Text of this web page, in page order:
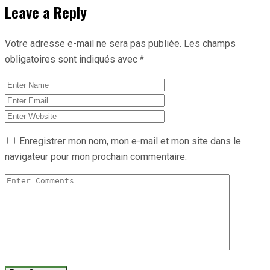
Leave a Reply
Votre adresse e-mail ne sera pas publiée. Les champs
obligatoires sont indiqués avec *
Enregistrer mon nom, mon e-mail et mon site dans le
navigateur pour mon prochain commentaire.